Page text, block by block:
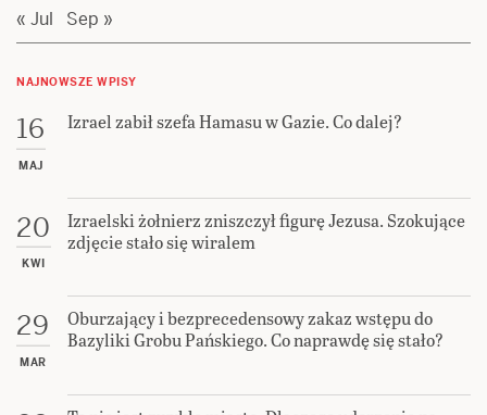
« Jul
Sep »
NAJNOWSZE WPISY
16
MAJ
Izrael zabił szefa Hamasu w Gazie. Co dalej?
20
KWI
Izraelski żołnierz zniszczył figurę Jezusa. Szokujące
zdjęcie stało się wiralem
29
MAR
Oburzający i bezprecedensowy zakaz wstępu do
Bazyliki Grobu Pańskiego. Co naprawdę się stało?